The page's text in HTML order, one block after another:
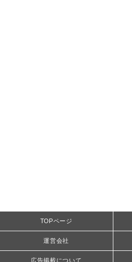
TOPページ
運営会社
広告掲載について